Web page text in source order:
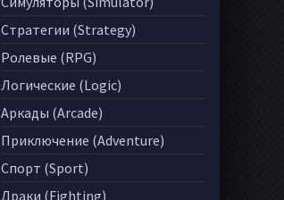
Стратегии (Strategy)
Ролевые (RPG)
Логические (Logic)
Аркады (Arcade)
Приключение (Adventure)
Спорт (Sport)
Драки (Fighting)